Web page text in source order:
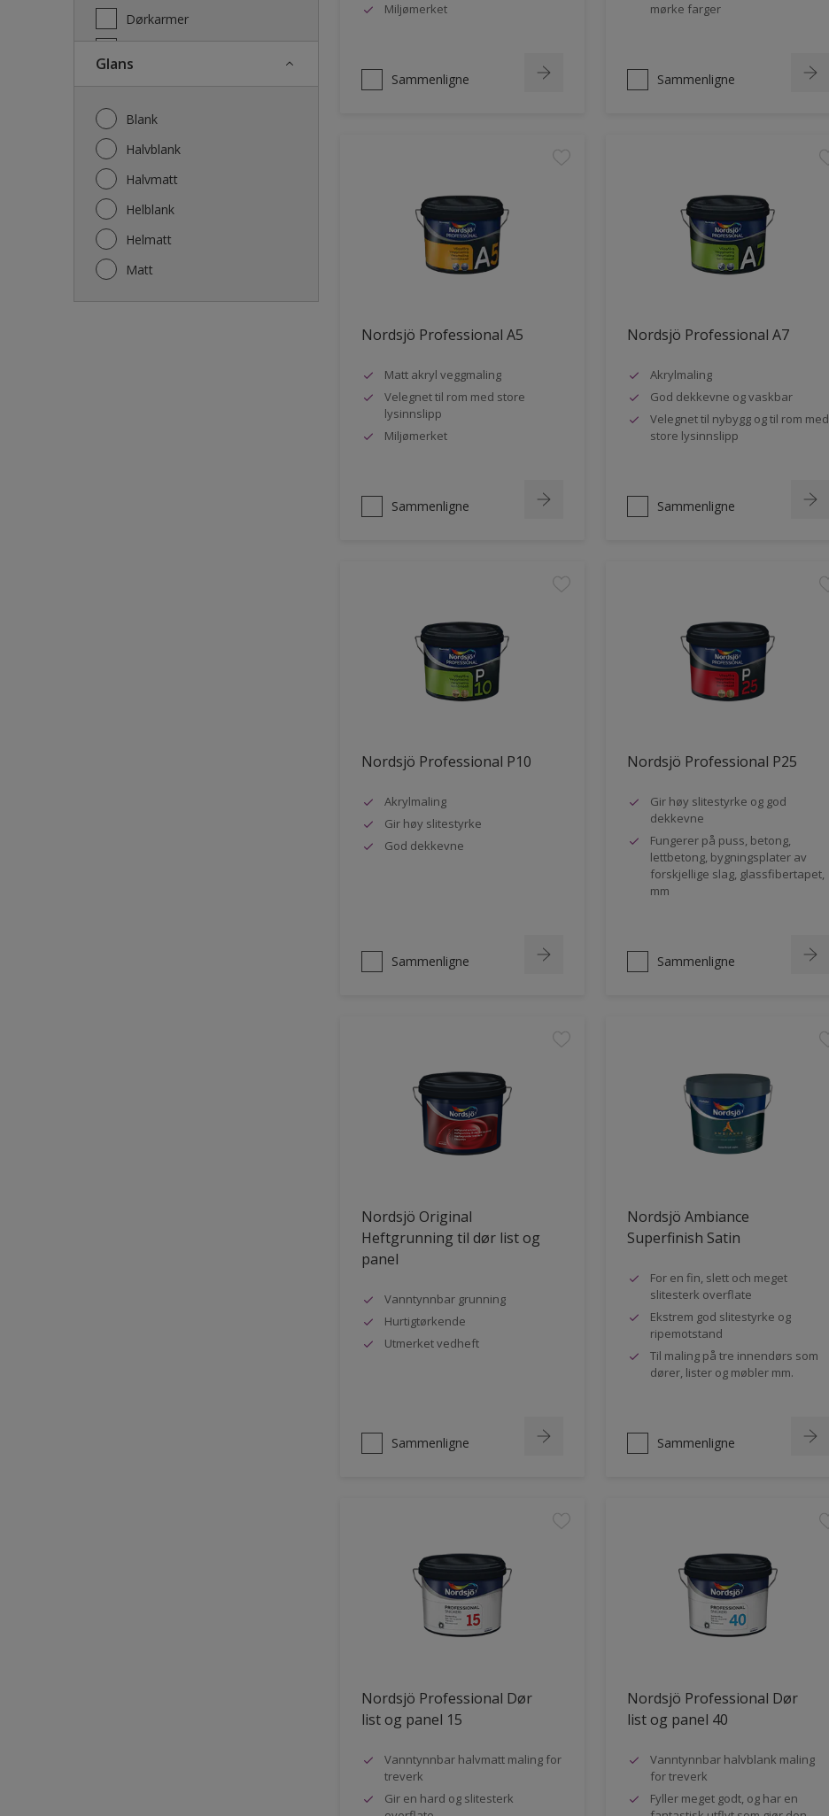
Dørkarmer
Glans
Blank
Halvblank
Halvmatt
Helblank
Helmatt
Matt
Miljømerket
Sammenligne
mørke farger
Sammenligne
Nordsjö Professional A5
Matt akryl veggmaling
Velegnet til rom med store
lysinnslipp
Miljømerket
Sammenligne
Nordsjö Professional A7
Akrylmaling
God dekkevne og vaskbar
Velegnet til nybygg og til rom med
store lysinnslipp
Sammenligne
Nordsjö Professional P10
Akrylmaling
Gir høy slitestyrke
God dekkevne
Sammenligne
Nordsjö Professional P25
Gir høy slitestyrke og god
dekkevne
Fungerer på puss, betong,
lettbetong, bygningsplater av
forskjellige slag, glassfibertapet,
mm
Sammenligne
Nordsjö Original
Heftgrunning til dør list og
panel
Vanntynnbar grunning
Hurtigtørkende
Utmerket vedheft
Sammenligne
Nordsjö Ambiance
Superfinish Satin
For en fin, slett och meget
slitesterk overflate
Ekstrem god slitestyrke og
ripemotstand
Til maling på tre innendørs som
dører, lister og møbler mm.
Sammenligne
Nordsjö Professional Dør
list og panel 15
Vanntynnbar halvmatt maling for
treverk
Gir en hard og slitesterk
Nordsjö Professional Dør
list og panel 40
Vanntynnbar halvblank maling
for treverk
Fyller meget godt, og har en